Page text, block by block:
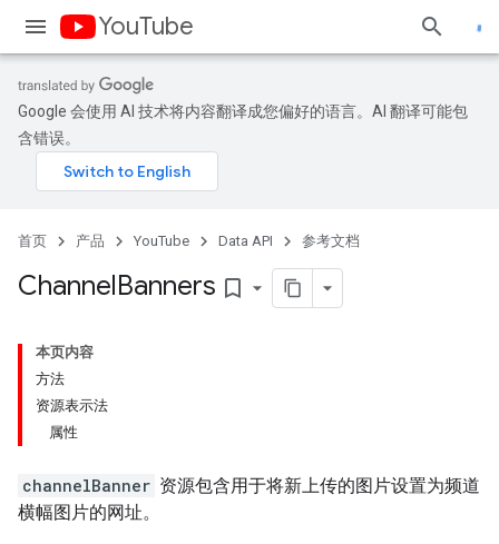
YouTube
Google 会使用 AI 技术将内容翻译成您偏好的语言。AI 翻译可能包
含错误。
首页 产品 YouTube Data API 参考文档
ChannelBanners bookmark_border
本页内容
方法
资源表示法
属性
channelBanner 资源包含用于将新上传的图片设置为频道
横幅图片的网址。